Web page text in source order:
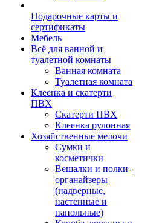
Подарочные карты и
сертификаты
Мебель
Всё для ванной и
туалетной комнаты
Ванная комната
Туалетная комната
Клеенка и скатерти
ПВХ
Скатерти ПВХ
Клеенка рулонная
Хозяйственные мелочи
Сумки и
косметички
Вешалки и полки-
органайзеры
(надверные,
настенные и
напольные)